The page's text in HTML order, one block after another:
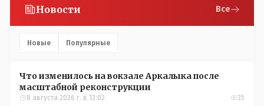
Новости Все
Новые Популярные
Что изменилось на вокзале Аркалыка после
масштабной реконструкции
8 августа 2026 г. в 13:02 35